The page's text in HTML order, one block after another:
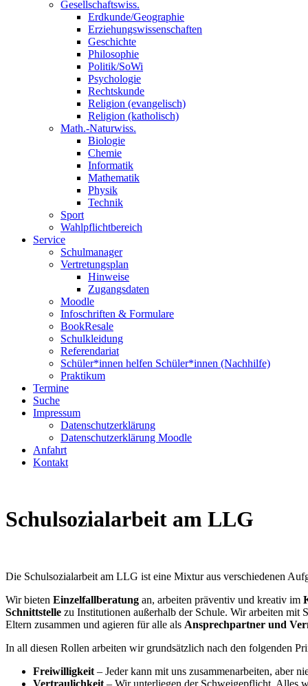
Gesellschaftswiss.
Erdkunde/Geographie
Erziehungswissenschaften
Geschichte
Philosophie
Politik/SoWi
Psychologie
Rechtskunde
Religion (evangelisch)
Religion (katholisch)
Math.-Naturwiss.
Biologie
Chemie
Informatik
Mathematik
Physik
Technik
Sport
Wahlpflichtbereich
Service
Schulmanager
Vertretungsplan
Hinweise
Zugangsdaten
Moodle
Infoschriften & Formulare
BookResale
Schulkleidung
Referendariat
Schüler*innen helfen Schüler*innen (Nachhilfe)
Praktikum
Termine
Suche
Impressum
Datenschutzerklärung
Datenschutzerklärung Moodle
Anfahrt
Kontakt
Schulsozialarbeit am LLG
Die Schulsozialarbeit am LLG ist eine Mixtur aus verschiedenen
Wir bieten Einzelfallberatung an, arbeiten präventiv und kreativ im
Schnittstelle zu Institutionen außerhalb der Schule. Wir arbeiten mit
Eltern zusammen und agieren für alle als Ansprechpartner und
In all diesen Rollen arbeiten wir grundsätzlich nach den folgenden
Freiwilligkeit – Jeder kann mit uns zusammenarbeiten, aber
Vertraulichkeit – Wir unterliegen der Schweigepflicht. Alles